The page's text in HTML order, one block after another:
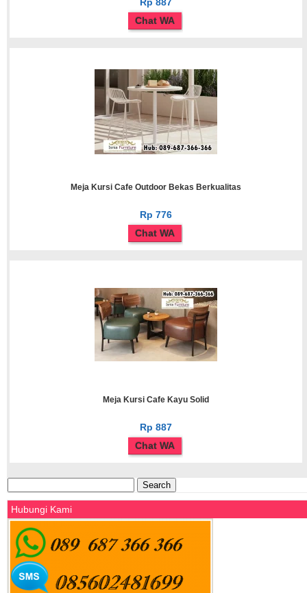
Rp 887
Chat WA
Meja Kursi Cafe Outdoor Bekas Berkualitas
Rp 776
Chat WA
Meja Kursi Cafe Kayu Solid
Rp 887
Chat WA
for:
Hubungi Kami